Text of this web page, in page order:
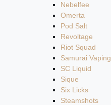
Nebelfee
Omerta
Pod Salt
Revoltage
Riot Squad
Samurai Vaping
SC Liquid
Sique
Six Licks
Steamshots